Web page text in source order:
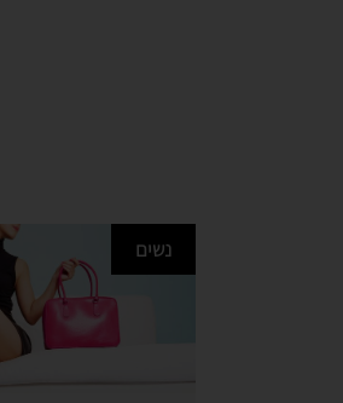
נשים